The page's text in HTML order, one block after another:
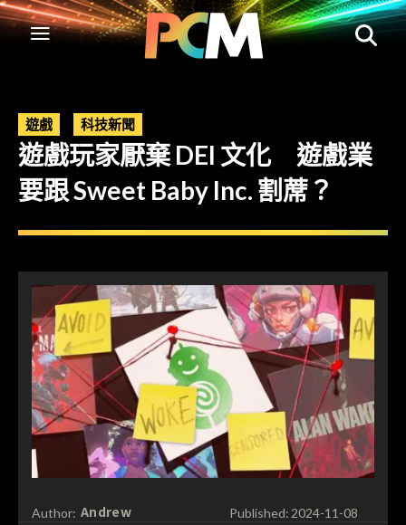
遊戲 科技新聞
遊戲玩家厭棄 DEI 文化 遊戲業
要跟 Sweet Baby Inc. 割蓆？
Author: Andrew Published: 2024-11-08